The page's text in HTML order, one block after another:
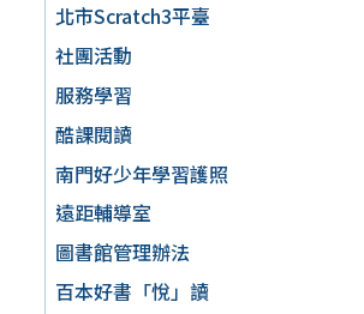
北市Scratch3平臺
社團活動
服務學習
酷課閱讀
南門好少年學習護照
遠距輔導室
圖書館管理辦法
百本好書「悅」讀